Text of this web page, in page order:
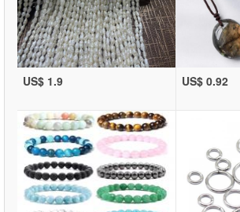
US$ 1.9 US$ 0.92